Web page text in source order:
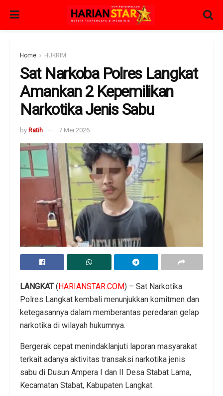
Home HUKRIM
Sat Narkoba Polres Langkat
Amankan 2 Kepemilikan
Narkotika Jenis Sabu
by Ratih 7 Mei 2026
LANGKAT(HARIANSTAR.COM) – Sat Narkotika
Polres Langkat kembali menunjukkan komitmen dan
ketegasannya dalam memberantas peredaran gelap
narkotika di wilayah hukumnya.
Bergerak cepat menindaklanjuti laporan masyarakat
terkait adanya aktivitas transaksi narkotika jenis
sabu di Dusun Ampera I dan II Desa Stabat Lama,
Kecamatan Stabat, Kabupaten Langkat.